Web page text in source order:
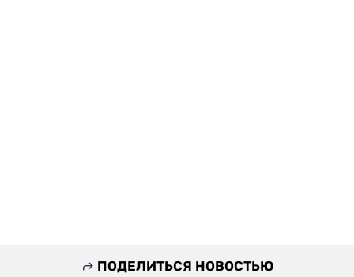
ПОДЕЛИТЬСЯ НОВОСТЬЮ